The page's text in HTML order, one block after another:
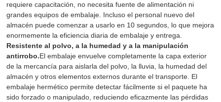
requiere capacitación, no necesita fuente de alimentación ni
grandes equipos de embalaje. Incluso el personal nuevo del
almacén puede comenzar a usarlo en 10 segundos, lo que mejora
enormemente la eficiencia diaria de embalaje y entrega.
Resistente al polvo, a la humedad y a la manipulación
antirrobo.El embalaje envuelve completamente la capa exterior
de la mercancía para aislarla del polvo, la lluvia, la humedad del
almacén y otros elementos externos durante el transporte. El
embalaje hermético permite detectar fácilmente si el paquete ha
sido forzado o manipulado, reduciendo eficazmente las pérdidas